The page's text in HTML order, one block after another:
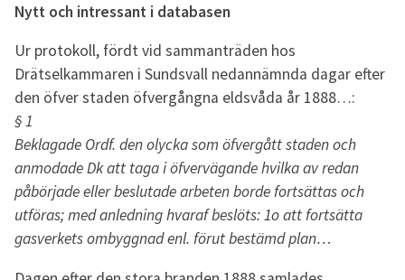
Nytt och intressant i databasen
Ur protokoll, fördt vid sammanträden hos
Drätselkammaren i Sundsvall nedannämnda dagar efter
den öfver staden öfvergångna eldsvåda år 1888…:
§ 1
Beklagade Ordf. den olycka som öfvergått staden och
anmodade Dk att taga i öfvervägande hvilka av redan
påbörjade eller beslutade arbeten borde fortsättas och
utföras; med anledning hvaraf beslöts: 1o att fortsätta
gasverkets ombyggnad enl. förut bestämd plan…